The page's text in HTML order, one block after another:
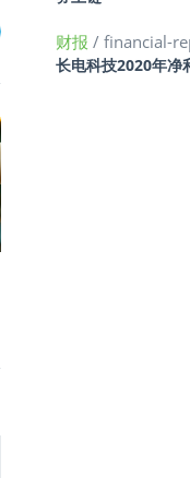
财报 / financial-
长电科技2020年净